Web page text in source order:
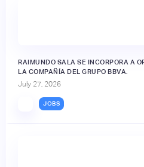
RAIMUNDO SALA SE INCORPORA A
LA COMPAÑÍA DEL GRUPO BBVA.
July 27, 2026
JOBS